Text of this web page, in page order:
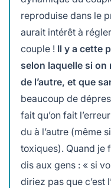
reproduise dans le
aurait intérêt à
couple ! Il y a cette
selon laquelle si on
de l’autre, et que
beaucoup de
fait qu’on fait
du à l’autre (même
toxiques). Quand je
dis aux gens : « si
diriez pas que c’est